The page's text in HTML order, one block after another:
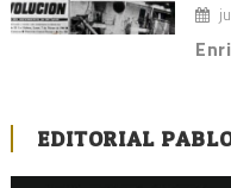
EDITORIAL